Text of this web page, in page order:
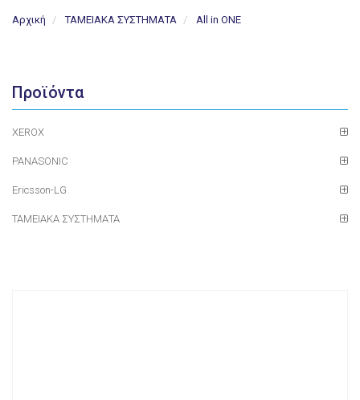
Αρχική ΤΑΜΕΙΑΚΑ ΣΥΣΤΗΜΑΤΑ All in ONE
Προϊόντα
XEROX
PANASONIC
Ericsson-LG
ΤΑΜΕΙΑΚΑ ΣΥΣΤΗΜΑΤΑ